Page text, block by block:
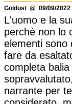
Goldust @ 09/09/
L'uomo e la
perchè non lo
elementi sono
fare da
completa
narrante per